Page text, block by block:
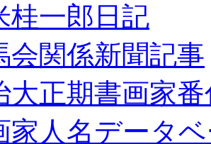
桂一郎日記
会関係新聞記事
大正期書画家
家人名データ